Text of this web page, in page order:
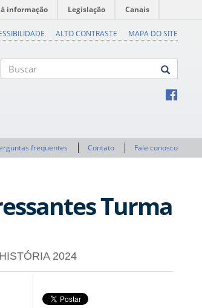
à informação Legislação Canais
ALTO CONTRASTE MAPA DO SITE
frequentes Contato Fale conosco
Turma
2024